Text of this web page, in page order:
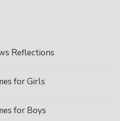
Reflections
for Girls
for Boys